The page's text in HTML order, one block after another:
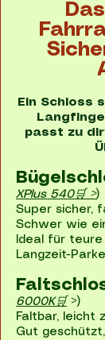
Ein Schloss
passt zu
XPlus 540🛒 >)
Super sicher,
Schwer wie
Ideal für teure
Langzeit-
6000K🛒 >)
Faltbar, leicht
Gut